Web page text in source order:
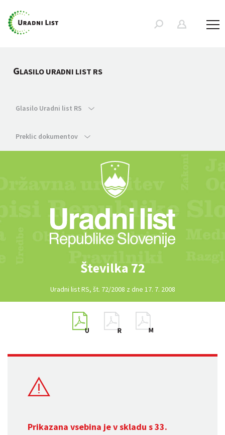
GLASILO URADNI LIST RS
Glasilo Uradni list RS
Preklic dokumentov
Številka 72
Uradni list RS, št. 72/2008 z dne 17. 7. 2008
Prikazana vsebina je v skladu s 33.